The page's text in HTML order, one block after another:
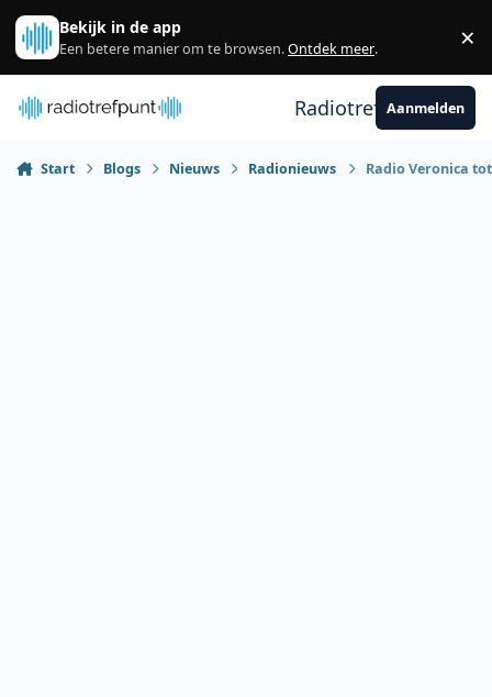
Spring naar bijdragen
Bekijk in de app
Een betere manier om te browsen.Ontdek meer. ×
RadiotrefpuntAanmelden
Start Blogs Nieuws Radionieuws Radio Veronica